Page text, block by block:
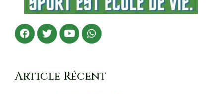
Article Récent